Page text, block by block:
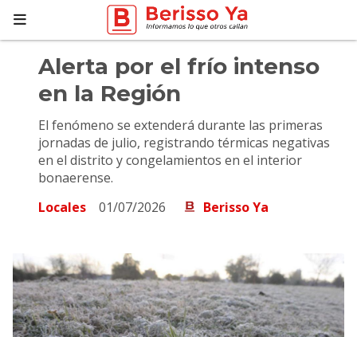
Alerta por el frío intenso
en la Región
El fenómeno se extenderá durante las primeras
jornadas de julio, registrando térmicas negativas
en el distrito y congelamientos en el interior
bonaerense.
Locales
01/07/2026 Berisso Ya